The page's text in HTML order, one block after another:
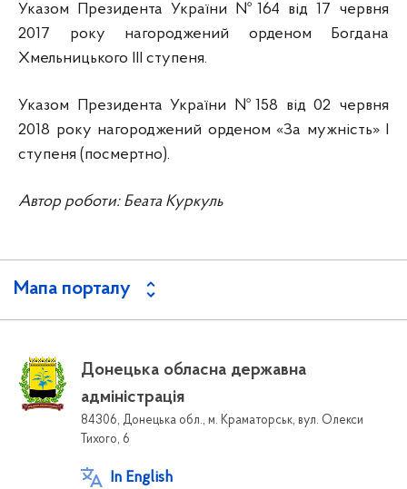
Указом Президента України №164 від 17 червня
2017 року нагороджений орденом Богдана
Хмельницького ІІІ ступеня.
Указом Президента України №158 від 02 червня
2018 року нагороджений орденом «За мужність» І
ступеня (посмертно).
Автор роботи: Беата Куркуль
Мапа порталу
Донецька обласна державна
адміністрація
84306, Донецька обл., м. Краматорськ, вул. Олекси
Тихого, 6
In English